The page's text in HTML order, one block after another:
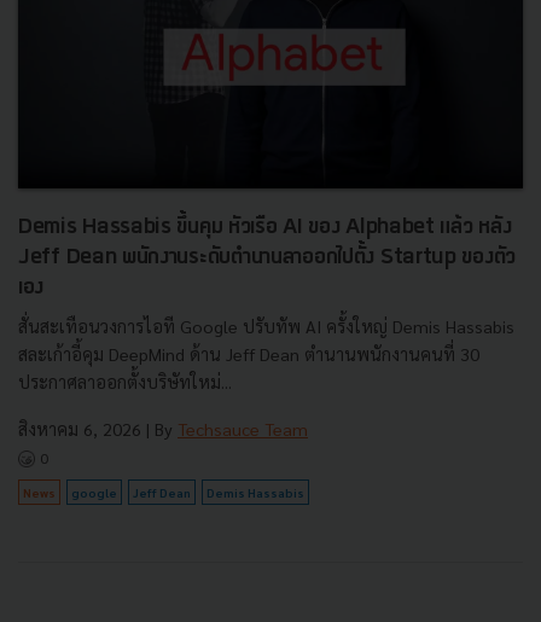
Demis Hassabis ขึ้นคุม หัวเรือ AI ของ Alphabet แล้ว หลัง
Jeff Dean พนักงานระดับตำนานลาออกไปตั้ง Startup ของตัว
เอง
สั่นสะเทือนวงการไอที Google ปรับทัพ AI ครั้งใหญ่ Demis Hassabis
สละเก้าอี้คุม DeepMind ด้าน Jeff Dean ตำนานพนักงานคนที่ 30
ประกาศลาออกตั้งบริษัทใหม่...
สิงหาคม 6, 2026 | By Techsauce Team
0
News google Jeff Dean Demis Hassabis